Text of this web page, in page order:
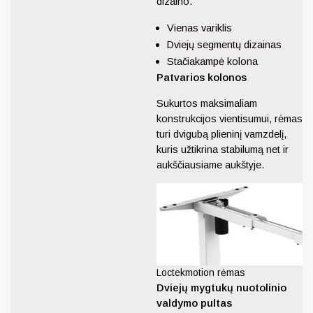
Vienas variklis
Dviejų segmentų dizainas
Stačiakampė kolona
Patvarios kolonos
Sukurtos maksimaliam
konstrukcijos vientisumui, rėmas
turi dvigubą plieninį vamzdelį,
kuris užtikrina stabilumą net ir
aukščiausiame aukštyje.
Loctekmotion rėmas
Dviejų mygtukų nuotolinio
valdymo pultas